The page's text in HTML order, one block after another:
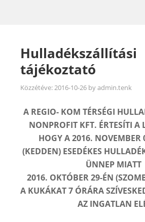
Hulladékszállítási
tájékoztató
Közzétéve:2016-10-26 byadmin.tenk
A REGIO- KOM TÉRSÉGI
NONPROFIT KFT. ÉRTESÍTI A
HOGY A 2016. NOVEMBER
(KEDDEN) ESEDÉKES
ÜNNEP MIATT
2016. OKTÓBER 29-ÉN
A KUKÁKAT 7 ÓRÁRA
AZ INGATLAN